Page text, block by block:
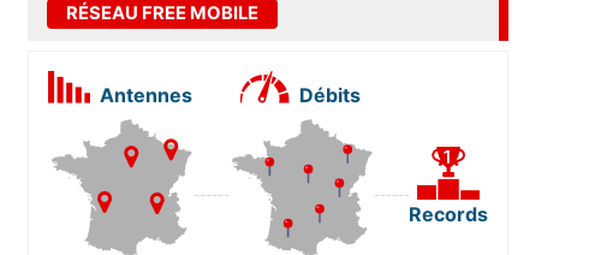
RÉSEAU FREE MOBILE
Antennes Débits
Records